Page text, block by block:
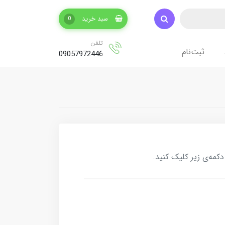
سبد خرید 0
ثبت‌نام
تلفن
09057972446
زیر کلیک کنید.